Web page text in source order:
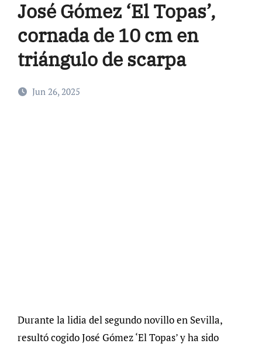
José Gómez ‘El Topas’,
cornada de 10 cm en
triángulo de scarpa
Jun 26, 2025
Durante la lidia del segundo novillo en Sevilla,
resultó cogido José Gómez ‘El Topas’ y ha sido